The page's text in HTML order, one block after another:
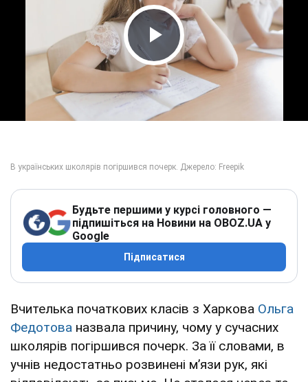
Play Video
Будьте першими у курсі головного —
підпишіться на Новини на OBOZ.UA у
Google
Підписатися
Вчителька початкових класів з Харкова Ольга
Федотова назвала причину, чому у сучасних
школярів погіршився почерк. За її словами, в
учнів недостатньо розвинені мʼязи рук, які